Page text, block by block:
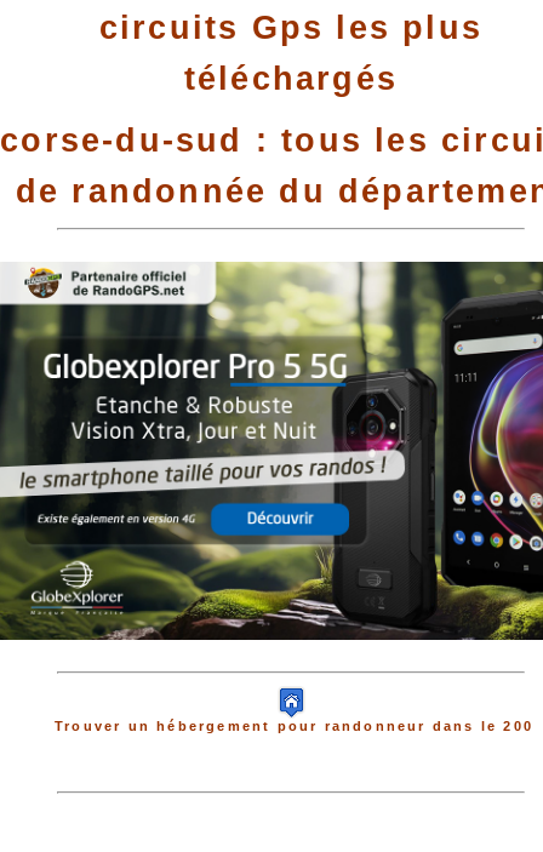
circuits Gps les plus
téléchargés
corse-du-sud : tous les
de randonnée du
Trouver un hébergement pour randonneur dans le 200